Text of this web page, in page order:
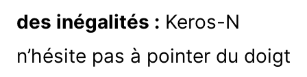
des inégalités : Keros-N
n’hésite pas à pointer du doigt